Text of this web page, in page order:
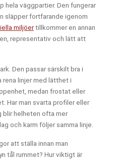
hela väggpartier. Den fungerar
släpper fortfarande igenom
miljöertillkommer en annan
representativ och lätt att
Den passar särskilt bra i
rena linjer med lätthet i
medan frostat eller
Har man svarta profiler eller
blir helheten ofta mer
och karm följer samma linje.
att ställa innan man
tål rummet? Hur viktigt är